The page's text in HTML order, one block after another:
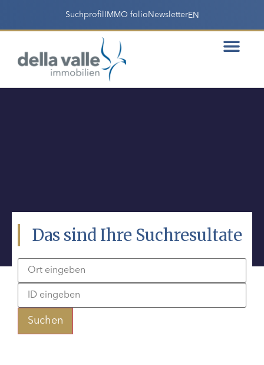
Suchprofil IMMO folio NewsletterEN
Das sind Ihre Suchresultate
Suchen